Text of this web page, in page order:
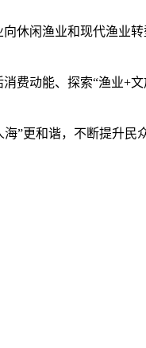
闲渔业和现代渔业
动能、探索“渔业+
”更和谐，不断提升民